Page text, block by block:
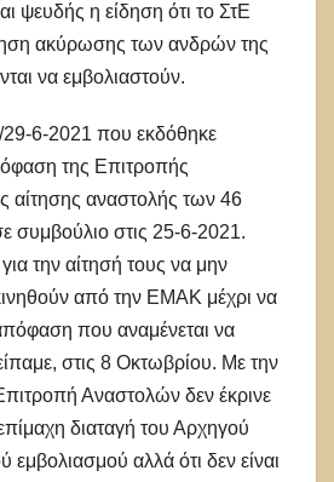
ψευδής η είδηση ότι το ΣτΕ
ακύρωσης των ανδρών της
να εμβολιαστούν.
6-2021 που εκδόθηκε
της Επιτροπής
αίτησης αναστολής των 46
συμβούλιο στις 25-6-2021.
την αίτησή τους να μην
από την ΕΜΑΚ μέχρι να
που αναμένεται να
στις 8 Οκτωβρίου. Με την
Αναστολών δεν έκρινε
επίμαχη διαταγή του Αρχηγού
εμβολιασμού αλλά ότι δεν είναι